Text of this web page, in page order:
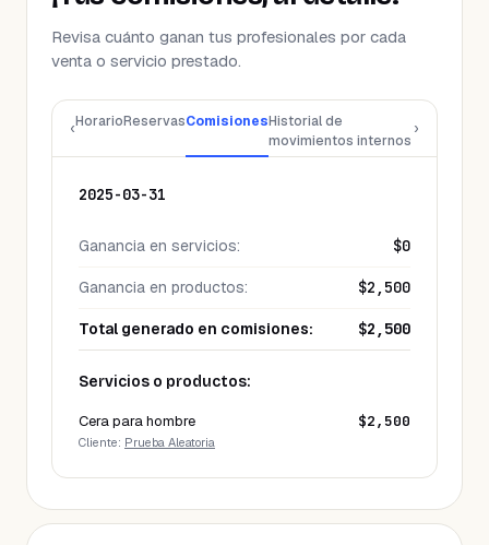
Revisa cuánto ganan tus profesionales por cada
venta o servicio prestado.
‹HorarioReservasComisionesHistorial de
movimientos internos
›
2025-03-31
Ganancia en servicios: $0
Ganancia en productos: $2,500
Total generado en comisiones: $2,500
Servicios o productos:
Cera para hombre
Cliente: Prueba Aleatoria
$2,500